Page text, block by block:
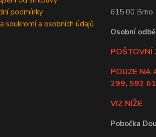
podmínky
soukromí a osobních údajů
615 00 Brno
Osobní
POŠTOVNÍ
POUZE NA
299, 592 61
VIZ NÍŽE
Pobočka